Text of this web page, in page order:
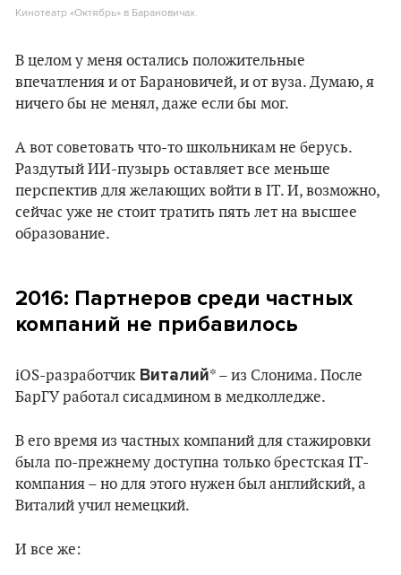
Кинотеатр «Октябрь» в Барановичах.
В целом у меня остались положительные
впечатления и от Барановичей, и от вуза. Думаю, я
ничего бы не менял, даже если бы мог.
А вот советовать что-то школьникам не берусь.
Раздутый ИИ-пузырь оставляет все меньше
перспектив для желающих войти в IT. И, возможно,
сейчас уже не стоит тратить пять лет на высшее
образование.
2016: Партнеров среди частных
компаний не прибавилось
iOS-разработчикВиталий* – из Слонима. После
БарГУ работал сисадмином в медколледже.
В его время из частных компаний для стажировки
была по-прежнему доступна только брестская IT-
компания – но для этого нужен был английский, а
Виталий учил немецкий.
И все же: